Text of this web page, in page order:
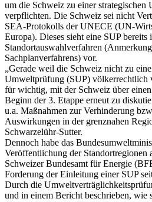
um die Schweiz zu einer
verpflichten. Die Schweiz sei nicht
SEA-Protokolls der UNECE (UN-
Europa). Dieses sieht eine SUP bereits
Standortauswahlverfahren
Sachplanverfahrens) vor.
„Gerade weil die Schweiz nicht zu
Umweltprüfung (SUP) völkerrechtlich
für wichtig, mit der Schweiz über einen
Beginn der 3. Etappe erneut zu
u.a. Maßnahmen zur Verhinderung
Auswirkungen in der grenznahen
Schwarzelühr-Sutter.
Dennoch habe das
Veröffentlichung der Standortregionen
Schweizer Bundesamt für Energie
Forderung der Einleitung einer SUP
Durch die
und in einem Bericht beschrieben, wie